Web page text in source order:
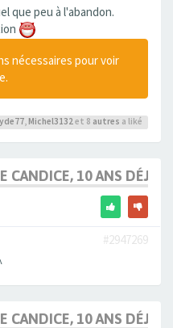
que peu à l'abandon.
nécessaires pour voir
, Michel3132et 8 autres a liké
CANDICE, 10 ANS DÉJÀ,
#2947269
CANDICE, 10 ANS DÉJÀ,